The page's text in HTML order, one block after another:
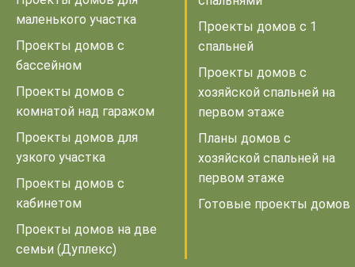
маленького участка
Проекты домов с
бассейном
Проекты домов с
комнатой над гаражом
Проекты домов для
узкого участка
Проекты домов с
кабинетом
Проекты домов на две
семьи (Дуплекс)
Проекты домов с 1
спальней
Проекты домов с
хозяйской спальней на
первом этаже
Планы домов с
хозяйской спальней на
первом этаже
Готовые проекты домов